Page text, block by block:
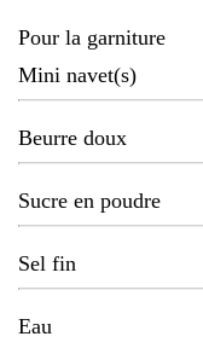
Pour la garniture
Mini navet(s)
Beurre doux
Sucre en poudre
Sel fin
Eau